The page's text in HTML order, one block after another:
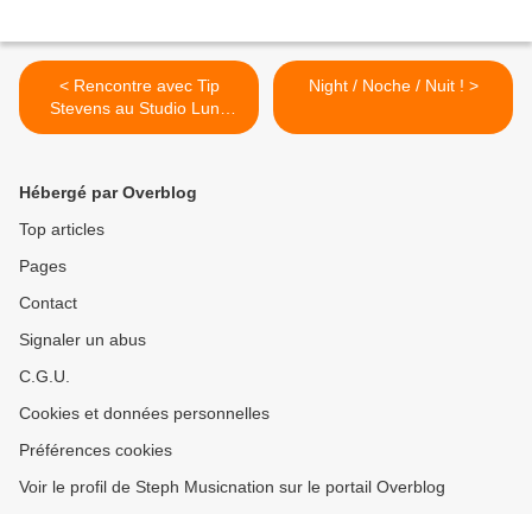
< Rencontre avec Tip
Stevens au Studio Luna
Rossa afin d'en apprendre
Night / Noche / Nuit ! >
Hébergé par Overblog
Top articles
Pages
Contact
Signaler un abus
C.G.U.
Cookies et données personnelles
Préférences cookies
Voir le profil de Steph Musicnation sur le portail Overblog